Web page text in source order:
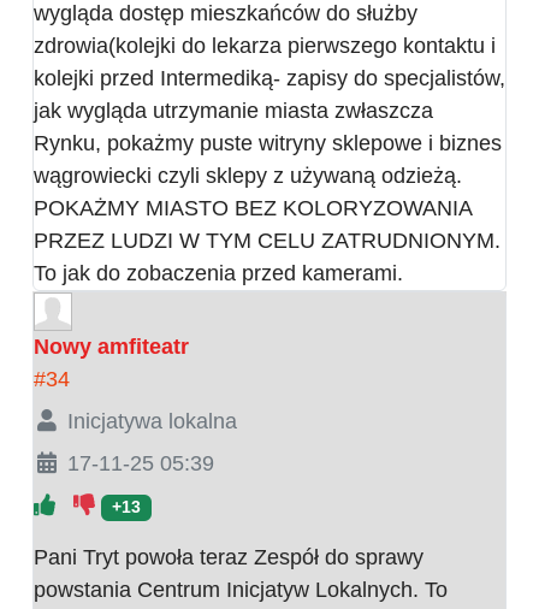
wygląda dostęp mieszkańców do służby
zdrowia(kolejki do lekarza pierwszego kontaktu i
kolejki przed Intermediką- zapisy do specjalistów,
jak wygląda utrzymanie miasta zwłaszcza
Rynku, pokażmy puste witryny sklepowe i biznes
wągrowiecki czyli sklepy z używaną odzieżą.
POKAŻMY MIASTO BEZ KOLORYZOWANIA
PRZEZ LUDZI W TYM CELU ZATRUDNIONYM.
To jak do zobaczenia przed kamerami.
Nowy amfiteatr
#34
Inicjatywa lokalna
17-11-25 05:39
+13
Pani Tryt powoła teraz Zespół do sprawy
powstania Centrum Inicjatyw Lokalnych. To